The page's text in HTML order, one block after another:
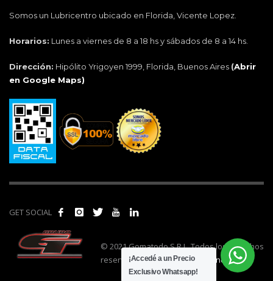
Somos un Lubricentro ubicado en Florida, Vicente Lopez.
Horarios: Lunes a viernes de 8 a 18 hs y sábados de 8 a 14 hs.
Dirección: Hipólito Yrigoyen 1999, Florida, Buenos Aires (Abrir
en Google Maps)
GET SOCIAL
© 2021 Gomatodo S.R.L. Todos los derechos
reservados. | Realizado por
cónclave.
¡Accedé a un Precio
Exclusivo Whatsapp!